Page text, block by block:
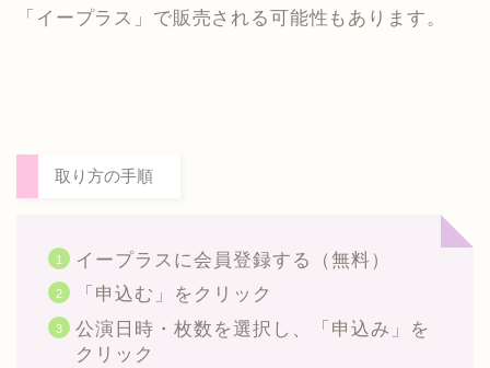
「イープラス」で販売される可能性もあります。
取り方の手順
イープラスに会員登録する（無料）
「申込む」をクリック
公演日時・枚数を選択し、「申込み」を
クリック